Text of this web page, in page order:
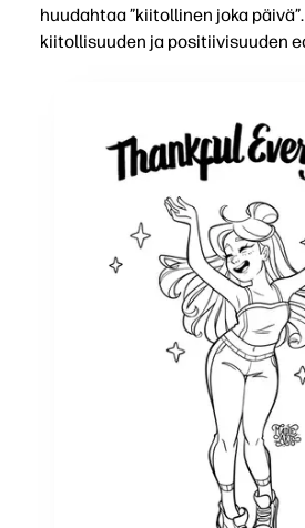
huudahtaa ”kiitollinen joka
kiitollisuuden ja positiivisuuden
Käynnistää mielekästä
Pitää kädet kiireisinä, kun
Toimii missä tahansa - käytä